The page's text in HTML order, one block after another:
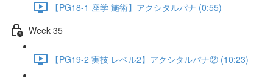
【PG18-1 座学 施術】アクシタルパナ (0:55)
Week 35
【PG19-2 実技 レベル2】アクシタルパナ② (10:23)